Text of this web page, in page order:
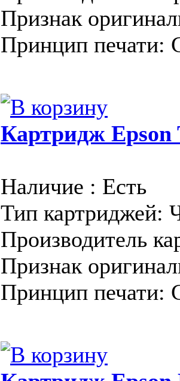
Признак
Принцип печати:
Картридж Epson
Наличие : Есть
Тип картриджей:
Производитель
Признак
Принцип печати: